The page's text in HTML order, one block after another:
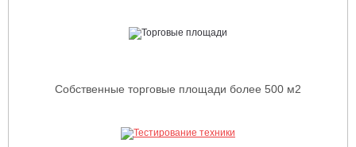
Собственные торговые площади более 500 м2